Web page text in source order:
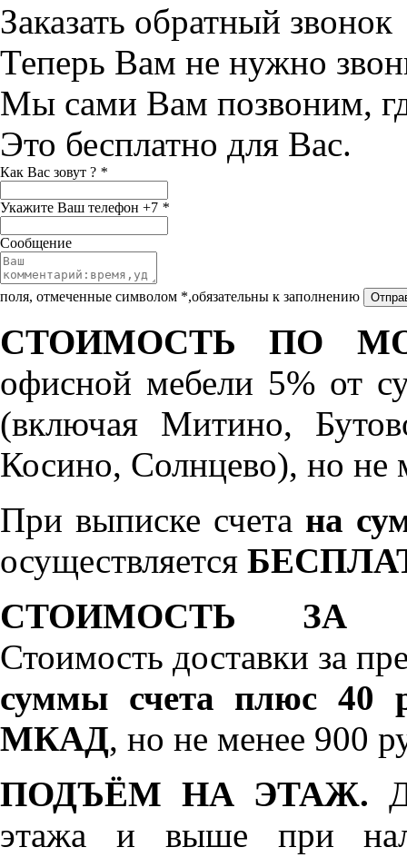
Заказать обратный звонок
Теперь Вам не нужно
Мы сами Вам позвоним,
Это бесплатно для Вас.
Как Вас зовут ? *
Укажите Ваш телефон +7 *
Сообщение
поля, отмеченные символом *,обязательны к заполнению
СТОИМОСТЬ ПО
офисной мебели 5% от
(включая Митино,
Косино, Солнцево), но не
При выписке счета на
осуществляется
СТОИМОСТЬ ЗА
Стоимость доставки за
суммы счета плюс 40
МКАД, но не менее 900
ПОДЪЁМ НА ЭТАЖ.
этажа и выше при